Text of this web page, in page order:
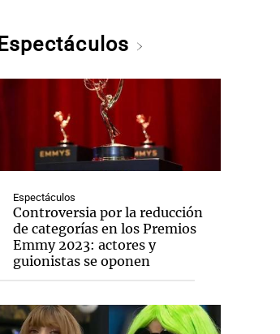
Espectáculos
Espectáculos
Controversia por la reducción
de categorías en los Premios
Emmy 2023: actores y
guionistas se oponen